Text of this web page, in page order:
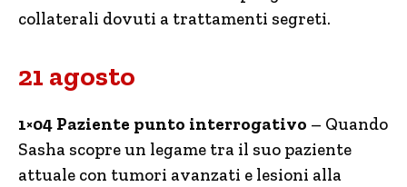
collaterali dovuti a trattamenti segreti.
21 agosto
1×04 Paziente punto interrogativo – Quando
Sasha scopre un legame tra il suo paziente
attuale con tumori avanzati e lesioni alla